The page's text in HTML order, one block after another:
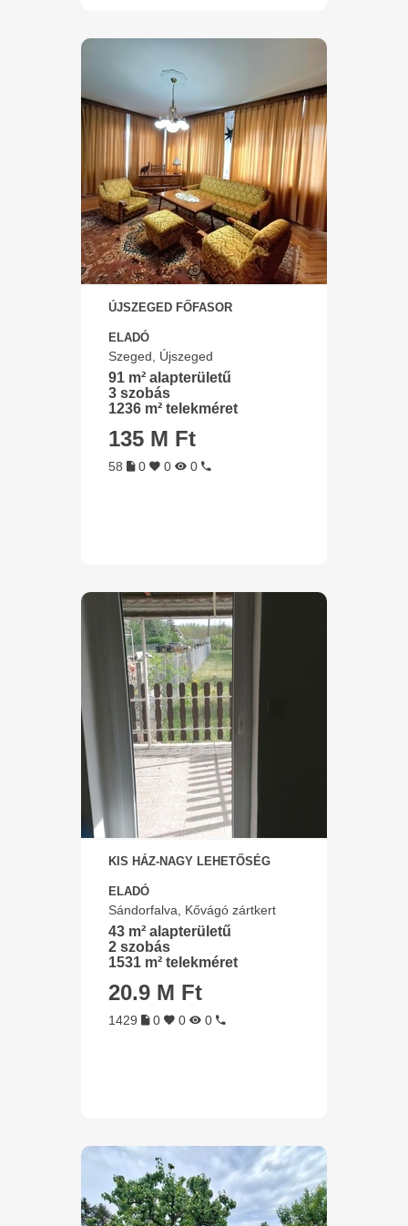
ÚJSZEGED FŐFASOR
ELADÓ
Szeged, Újszeged
91 m² alapterületű
3 szobás
1236 m² telekméret
135 M Ft
58 0 0 0
KIS HÁZ-NAGY LEHETŐSÉG
ELADÓ
Sándorfalva, Kővágó zártkert
43 m² alapterületű
2 szobás
1531 m² telekméret
20.9 M Ft
1429 0 0 0